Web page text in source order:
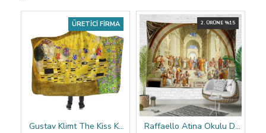
ÜRETICI FIRMA
Gustav Klimt The Kiss Kapşonlu Battaniye
2. ÜRÜNE %15
Raffaello Atina Okulu Duvar Örtüsü